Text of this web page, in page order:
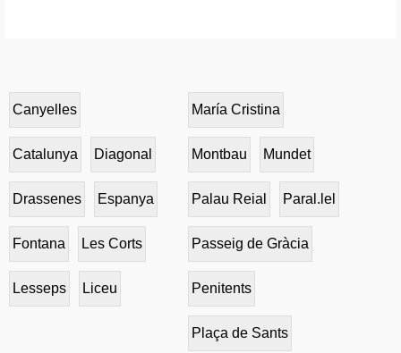
Canyelles
Catalunya Diagonal
Drassenes Espanya
Fontana Les Corts
Lesseps Liceu
María Cristina
Montbau Mundet
Palau Reial Paral.lel
Passeig de Gràcia
Penitents
Plaça de Sants